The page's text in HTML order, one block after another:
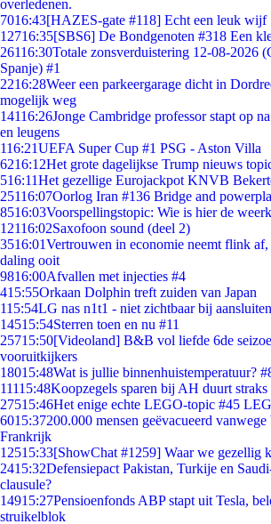
overledenen.
7016:43[HAZES-gate #118] Echt een leuk wijf
12716:35[SBS6] De Bondgenoten #318 Een
26116:30Totale zonsverduistering 12-08-2026
Spanje) #1
2216:28Weer een parkeergarage dicht in
mogelijk weg
14116:26Jonge Cambridge professor stapt op
en leugens
116:21UEFA Super Cup #1 PSG - Aston Villa
6216:12Het grote dagelijkse Trump nieuws
516:11Het gezellige Eurojackpot KNVB
25116:07Oorlog Iran #136 Bridge and
8516:03Voorspellingstopic: Wie is hier de
12116:02Saxofoon sound (deel 2)
3516:01Vertrouwen in economie neemt flink af,
daling ooit
9816:00Afvallen met injecties #4
415:55Orkaan Dolphin treft zuiden van Japan
115:54LG nas n1t1 - niet zichtbaar bij aansluiten
14515:54Sterren toen en nu #11
25715:50[Videoland] B&B vol liefde 6de
vooruitkijkers
18015:48Wat is jullie binnenhuistemperatuur?
11115:48Koopzegels sparen bij AH duurt
27515:46Het enige echte LEGO-topic #45
6015:37200.000 mensen geëvacueerd
Frankrijk
12515:33[ShowChat #1259] Waar we gezellig
2415:32Defensiepact Pakistan, Turkije en
clausule?
14915:27Pensioenfonds ABP stapt uit Tesla,
struikelblok